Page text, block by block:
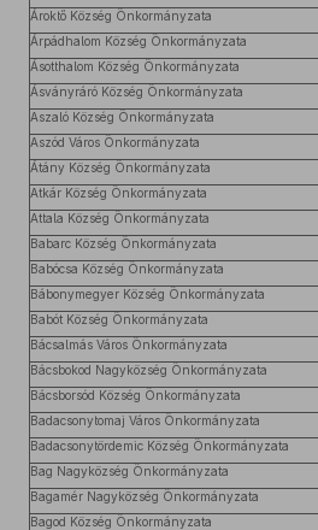
Ároktő Község Önkormányzata
Árpádhalom Község Önkormányzata
Ásotthalom Község Önkormányzata
Ásványráró Község Önkormányzata
Aszaló Község Önkormányzata
Aszód Város Önkormányzata
Átány Község Önkormányzata
Atkár Község Önkormányzata
Attala Község Önkormányzata
Babarc Község Önkormányzata
Babócsa Község Önkormányzata
Bábonymegyer Község Önkormányzata
Babót Község Önkormányzata
Bácsalmás Város Önkormányzata
Bácsbokod Nagyközség Önkormányzata
Bácsborsód Község Önkormányzata
Badacsonytomaj Város Önkormányzata
Badacsonytördemic Község Önkormányzata
Bag Nagyközség Önkormányzata
Bagamér Nagyközség Önkormányzata
Bagod Község Önkormányzata